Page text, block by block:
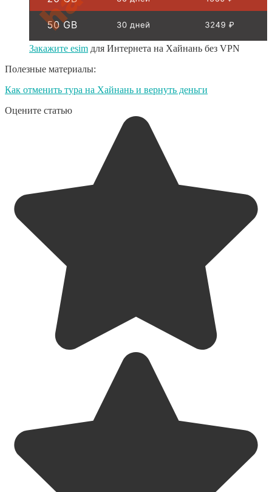
Закажите esim для Интернета на Хайнань без VPN
Полезные материалы:
Как отменить тура на Хайнань и вернуть деньги
Оцените статью